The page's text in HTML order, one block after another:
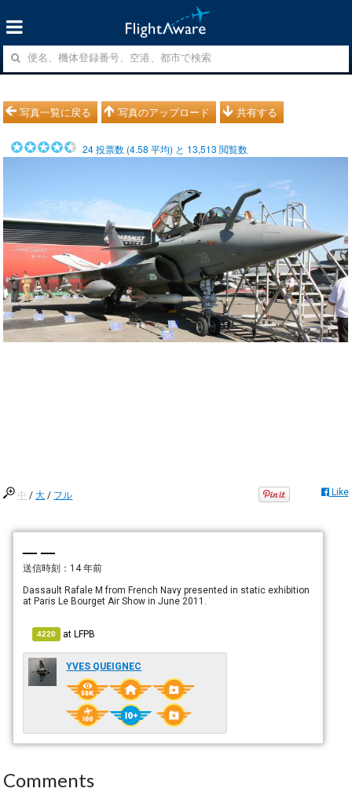
写真一覧に戻る 写真のアップロード 共有する
24投票数 (4.58 平均) と 13,513 閲覧数
中 /大 / フル Like
— —
送信時刻： 14 年前
Dassault Rafale M from French Navy presented in static exhibition
at Paris Le Bourget Air Show in June 2011.
4220 atLFPB
YVES QUEIGNEC
Comments